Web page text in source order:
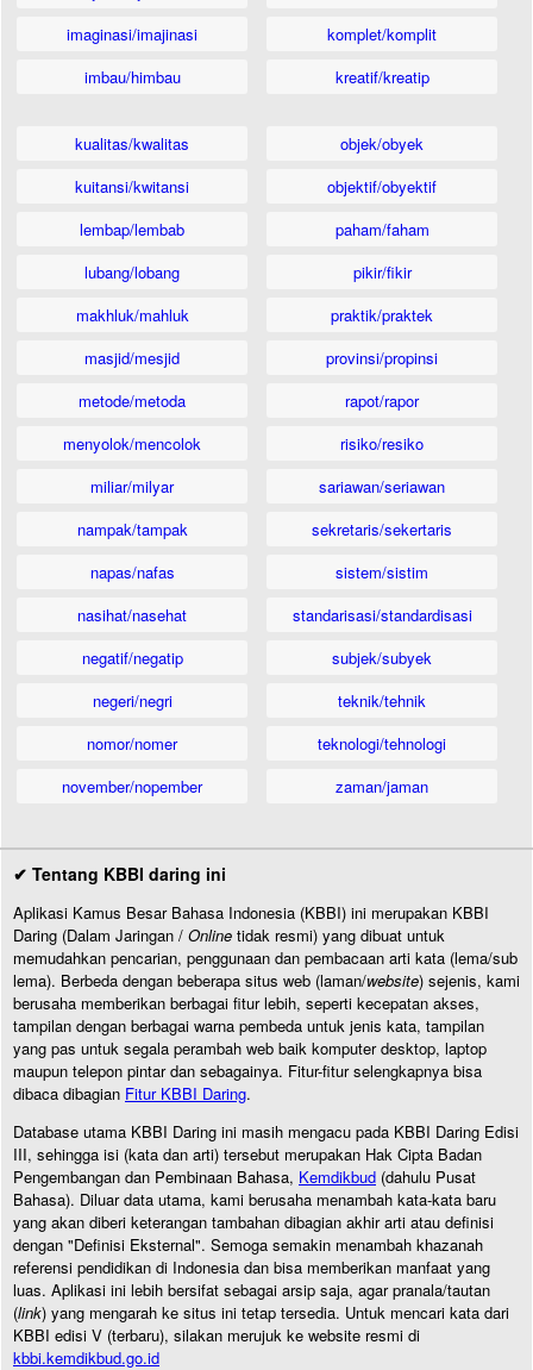
imaginasi/imajinasi
imbau/himbau
komplet/komplit
kreatif/kreatip
kualitas/kwalitas
kuitansi/kwitansi
lembap/lembab
lubang/lobang
makhluk/mahluk
masjid/mesjid
metode/metoda
menyolok/mencolok
miliar/milyar
nampak/tampak
napas/nafas
nasihat/nasehat
negatif/negatip
negeri/negri
nomor/nomer
november/nopember
objek/obyek
objektif/obyektif
paham/faham
pikir/fikir
praktik/praktek
provinsi/propinsi
rapot/rapor
risiko/resiko
sariawan/seriawan
sekretaris/sekertaris
sistem/sistim
standarisasi/standardisasi
subjek/subyek
teknik/tehnik
teknologi/tehnologi
zaman/jaman
✔ Tentang KBBI daring ini
Aplikasi Kamus Besar Bahasa Indonesia (KBBI) ini merupakan KBBI
Daring (Dalam Jaringan / Online tidak resmi) yang dibuat untuk
memudahkan pencarian, penggunaan dan pembacaan arti kata (lema/sub
lema). Berbeda dengan beberapa situs web (laman/website) sejenis, kami
berusaha memberikan berbagai fitur lebih, seperti kecepatan akses,
tampilan dengan berbagai warna pembeda untuk jenis kata, tampilan
yang pas untuk segala perambah web baik komputer desktop, laptop
maupun telepon pintar dan sebagainya. Fitur-fitur selengkapnya bisa
dibaca dibagian Fitur KBBI Daring.
Database utama KBBI Daring ini masih mengacu pada KBBI Daring Edisi
III, sehingga isi (kata dan arti) tersebut merupakan Hak Cipta Badan
Pengembangan dan Pembinaan Bahasa, Kemdikbud (dahulu Pusat
Bahasa). Diluar data utama, kami berusaha menambah kata-kata baru
yang akan diberi keterangan tambahan dibagian akhir arti atau definisi
dengan "Definisi Eksternal". Semoga semakin menambah khazanah
referensi pendidikan di Indonesia dan bisa memberikan manfaat yang
luas. Aplikasi ini lebih bersifat sebagai arsip saja, agar pranala/tautan
(link) yang mengarah ke situs ini tetap tersedia. Untuk mencari kata dari
KBBI edisi V (terbaru), silakan merujuk ke website resmi di
kbbi.kemdikbud.go.id